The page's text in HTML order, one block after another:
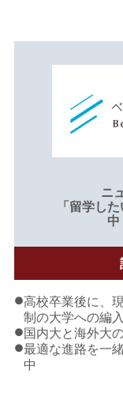
ニ
「留学し
●高校卒業後に、
制の大学への編
●国内大と海外大
●最適な進路を一
中